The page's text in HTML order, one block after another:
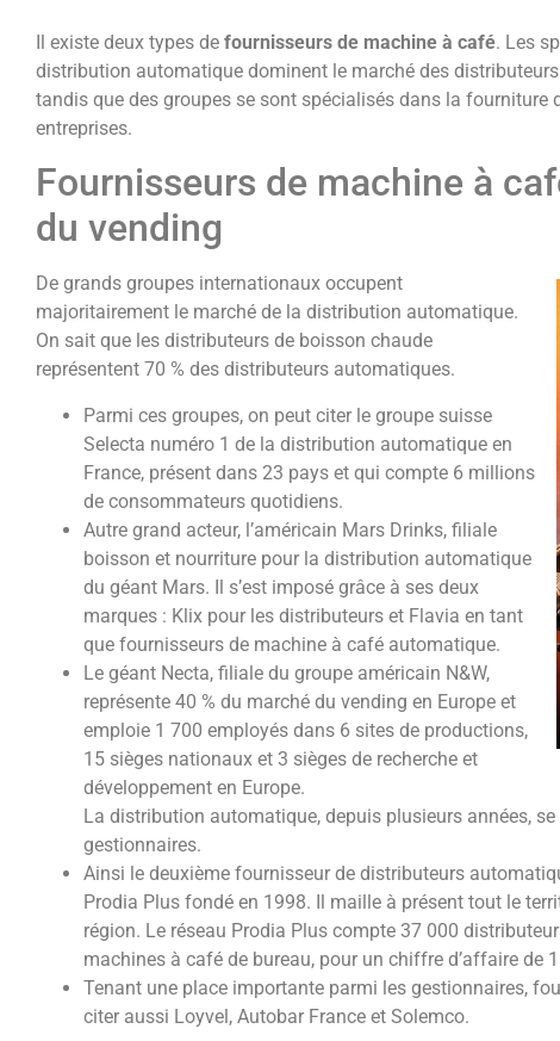
Il existe deux types de fournisseurs de machine à café. Les
distribution automatique dominent le marché des
tandis que des groupes se sont spécialisés dans la fourniture
entreprises.
Fournisseurs de machine à
du vending
De grands groupes internationaux occupent
majoritairement le marché de la distribution automatique.
On sait que les distributeurs de boisson chaude
représentent 70 % des distributeurs automatiques.
Parmi ces groupes, on peut citer le groupe suisse
Selecta numéro 1 de la distribution automatique en
France, présent dans 23 pays et qui compte 6 millions
de consommateurs quotidiens.
Autre grand acteur, l’américain Mars Drinks, filiale
boisson et nourriture pour la distribution automatique
du géant Mars. Il s’est imposé grâce à ses deux
marques : Klix pour les distributeurs et Flavia en tant
que fournisseurs de machine à café automatique.
Le géant Necta, filiale du groupe américain N&W,
représente 40 % du marché du vending en Europe et
emploie 1 700 employés dans 6 sites de productions,
15 sièges nationaux et 3 sièges de recherche et
développement en Europe.
La distribution automatique, depuis plusieurs années,
gestionnaires.
Ainsi le deuxième fournisseur de distributeurs
Prodia Plus fondé en 1998. Il maille à présent tout le
région. Le réseau Prodia Plus compte 37 000
machines à café de bureau, pour un chiffre d’affaire de
Tenant une place importante parmi les gestionnaires,
citer aussi Loyvel, Autobar France et Solemco.